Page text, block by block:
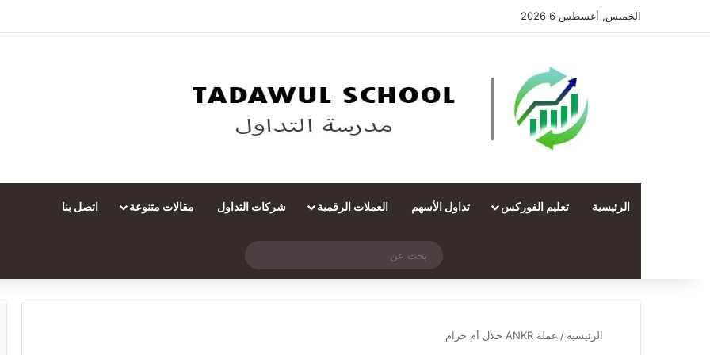
الخميس, أغسطس 6 2026
الرئيسية تعليم الفوركس تداول الأسهم العملات الرقمية شركات التداول مقالات متنوعة اتصل بنا
تسجيل الدخول
مقال عشوائي
عن
الرئيسية / عملة ANKR حلال أم حرام